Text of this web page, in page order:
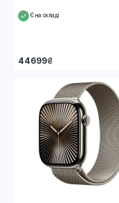
Є на складі
44699₴